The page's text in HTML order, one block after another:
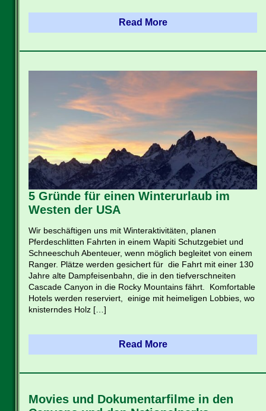
Read More
5 Gründe für einen Winterurlaub im
Westen der USA
Wir beschäftigen uns mit Winteraktivitäten, planen
Pferdeschlitten Fahrten in einem Wapiti Schutzgebiet und
Schneeschuh Abenteuer, wenn möglich begleitet von einem
Ranger. Plätze werden gesichert für die Fahrt mit einer 130
Jahre alte Dampfeisenbahn, die in den tiefverschneiten
Cascade Canyon in die Rocky Mountains fährt. Komfortable
Hotels werden reserviert, einige mit heimeligen Lobbies, wo
knisterndes Holz […]
Read More
Movies und Dokumentarfilme in den